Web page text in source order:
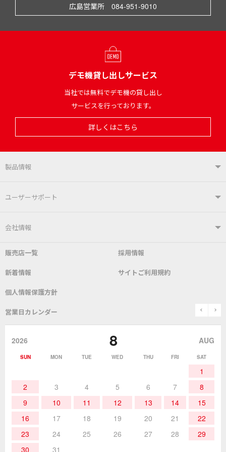
広島営業所 084-951-9010
デモ機貸し出しサービス
当社では無料でデモ機の貸し出し
サービスを行っております。
詳しくはこちら
製品情報
製品情報TOP
はんだ付けシステム
こて先 自動はんだ送り装置
表面実装/SMT関連
作業環境／材料
ユーザーサポート
ユーザーサポートTOP
よくあるご質問 デモ機貸し出しサービス
SDS(MSDS)製品
取扱説明書
該非説明発行の申込み
会社情報
会社概要 社長あいさつ
グットのあゆみ
販売店一覧 採用情報
新着情報 サイトご利用規約
個人情報保護方針
営業日カレンダー prev
2026 8 AUG
SUN MON TUE WED THU FRI SAT
1
2
3 4 5 6 7
8
9
10 11 12 13 14
15
16
17 18 19 20 21
22
23
24 25 26 27 28
29
30
31